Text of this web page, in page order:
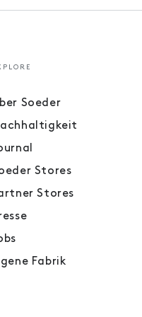
Soeder
Stores
Stores
Fabrik